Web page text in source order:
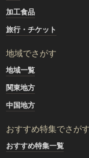
加工食品
旅行・チケット
地域でさがす
地域一覧
関東地方
中国地方
おすすめ特集でさがす
おすすめ特集一覧